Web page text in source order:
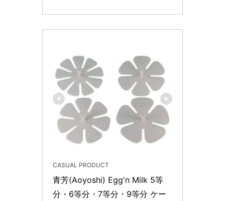
CASUAL PRODUCT
青芳(Aoyoshi) Egg'n Milk 5等
分・6等分・7等分・9等分 ケー